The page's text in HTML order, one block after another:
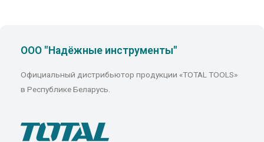
ООО "Надёжные инструменты"
Официальный дистрибьютор продукции «TOTAL TOOLS»
в Республике Беларусь.